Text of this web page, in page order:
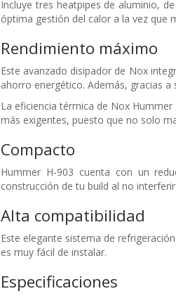
Incluye tres heatpipes de aluminio,
óptima gestión del calor a la vez que
Rendimiento máximo
Este avanzado disipador de Nox
ahorro energético. Además, gracias
La eficiencia térmica de Nox
más exigentes, puesto que no solo
Compacto
Hummer H-903 cuenta con un
construcción de tu build al no
Alta compatibilidad
Este elegante sistema de
es muy fácil de instalar.
Especificaciones